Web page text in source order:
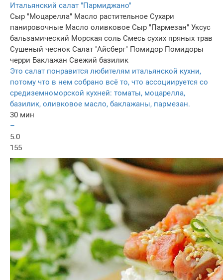
Итальянский салат "Пармиджано"
Сыр "Моцарелла" Масло растительное Сухари
панировочные Масло оливковое Сыр "Пармезан" Уксус
бальзамический Морская соль Смесь сухих пряных трав
Сушеный чеснок Салат "Айсберг" Помидор Помидоры
черри Баклажан Свежий базилик
Это салат понравится любителям итальянской кухни,
потому что в нем собрано всё то, что ассоциируется со
средиземноморской кухней: томаты, моцарелла,
базилик, оливковое масло, баклажаны, пармезан.
30 мин
–
5.0
155